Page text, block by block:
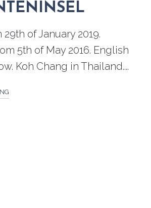
of January 2019.
5th of May 2016. English
Koh Chang in Thailand....